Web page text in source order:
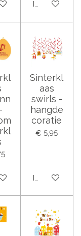
In
Sinterkl
aas
swirls -
hangde
coratie
€ 5,95
In